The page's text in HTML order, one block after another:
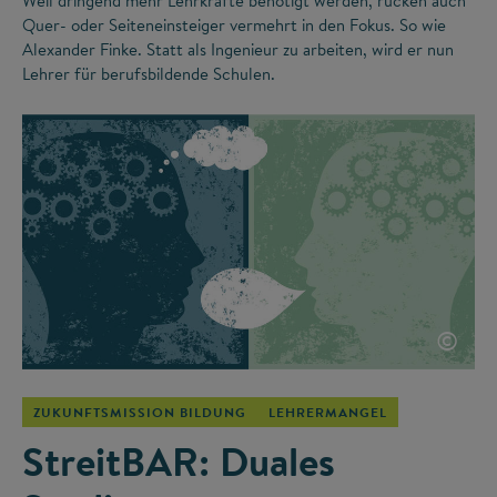
Quer- oder Seiteneinsteiger vermehrt in den Fokus. So wie
Alexander Finke. Statt als Ingenieur zu arbeiten, wird er nun
Lehrer für berufsbildende Schulen.
©
ZUKUNFTSMISSION BILDUNG LEHRERMANGEL
StreitBAR: Duales